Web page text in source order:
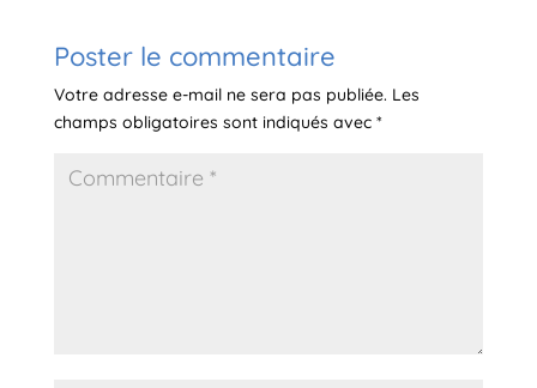
Poster le commentaire
Votre adresse e-mail ne sera pas publiée. Les
champs obligatoires sont indiqués avec *